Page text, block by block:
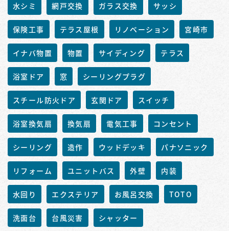
水シミ 網戸交換 ガラス交換 サッシ
保険工事 テラス屋根 リノベーション 宮崎市
イナバ物置 物置 サイディング テラス
浴室ドア 窓 シーリングプラグ
スチール防火ドア 玄関ドア スイッチ
浴室換気扇 換気扇 電気工事 コンセント
シーリング 造作 ウッドデッキ パナソニック
リフォーム ユニットバス 外壁 内装
水回り エクステリア お風呂交換 TOTO
洗面台 台風災害 シャッター